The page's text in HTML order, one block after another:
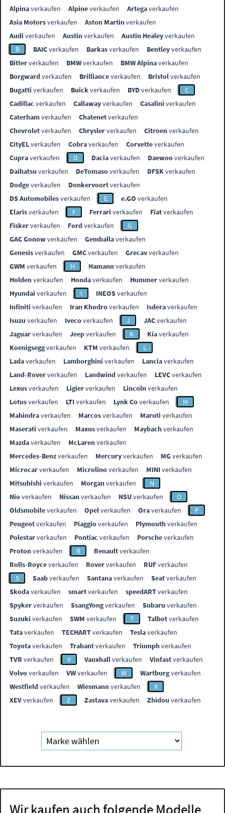
Alpinaverkaufen Alpineverkaufen Artegaverkaufen
Asia Motorsverkaufen Aston Martinverkaufen
Audi verkaufen Austinverkaufen Austin Healeyverkaufen
B
BAICverkaufen Barkasverkaufen Bentleyverkaufen
Bitterverkaufen BMWverkaufen BMW Alpinaverkaufen
Borgwardverkaufen Brillianceverkaufen Bristolverkaufen
Bugatti verkaufen Buickverkaufen BYDverkaufen
C
Cadillac verkaufen Callawayverkaufen Casalini verkaufen
Caterhamverkaufen Chatenetverkaufen
Chevroletverkaufen Chryslerverkaufen Citroenverkaufen
CityELverkaufen Cobraverkaufen Corvetteverkaufen
Cupraverkaufen D Daciaverkaufen Daewooverkaufen
Daihatsu verkaufen DeTomasoverkaufen DFSKverkaufen
Dodgeverkaufen Donkervoortverkaufen
DS Automobilesverkaufen E e.GO verkaufen
Elarisverkaufen F Ferrari verkaufen Fiatverkaufen
Fiskerverkaufen Fordverkaufen
G
GAC Gonowverkaufen Gemballaverkaufen
Genesisverkaufen GMCverkaufen Grecavverkaufen
GWM verkaufen H Hamannverkaufen
Holdenverkaufen Hondaverkaufen Hummerverkaufen
Hyundai verkaufen I INEOSverkaufen
Infiniti verkaufen Iran Khodroverkaufen Isderaverkaufen
Isuzu verkaufen Ivecoverkaufen J JACverkaufen
Jaguarverkaufen Jeepverkaufen K Kiaverkaufen
Koenigseggverkaufen KTM verkaufen
L
Ladaverkaufen Lamborghini verkaufen Lanciaverkaufen
Land-Roververkaufen Landwindverkaufen LEVCverkaufen
Lexusverkaufen Ligierverkaufen Lincolnverkaufen
Lotusverkaufen LTIverkaufen Lynk Coverkaufen
M
Mahindraverkaufen Marcosverkaufen Maruti verkaufen
Maserati verkaufen Maxusverkaufen Maybachverkaufen
Mazdaverkaufen McLarenverkaufen
Mercedes-Benzverkaufen Mercuryverkaufen MGverkaufen
Microcarverkaufen Microlinoverkaufen MINIverkaufen
Mitsubishi verkaufen Morganverkaufen
N
Nioverkaufen Nissanverkaufen NSUverkaufen
O
Oldsmobileverkaufen Opelverkaufen Oraverkaufen
P
Peugeotverkaufen Piaggioverkaufen Plymouthverkaufen
Polestarverkaufen Pontiac verkaufen Porscheverkaufen
Protonverkaufen R Renaultverkaufen
Rolls-Royceverkaufen Roververkaufen RUFverkaufen
S
Saabverkaufen Santanaverkaufen Seatverkaufen
Skodaverkaufen smartverkaufen speedARTverkaufen
Spykerverkaufen SsangYongverkaufen Subaru verkaufen
Suzuki verkaufen SWM verkaufen T Talbotverkaufen
Tataverkaufen TECHARTverkaufen Teslaverkaufen
Toyotaverkaufen Trabantverkaufen Triumphverkaufen
TVR verkaufen V Vauxhallverkaufen Vinfastverkaufen
Volvoverkaufen VWverkaufen W Wartburgverkaufen
Westfieldverkaufen Wiesmannverkaufen
X
XEVverkaufen Z Zastavaverkaufen Zhidou verkaufen
Wir kaufen auch folgende Modelle